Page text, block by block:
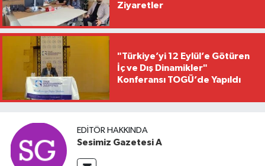
Ziyaretler
"Türkiye’yi 12 Eylül’e Götüren
İç ve Dış Dinamikler"
Konferansı TOGÜ’de Yapıldı
EDITÖR HAKKINDA
Sesimiz Gazetesi A